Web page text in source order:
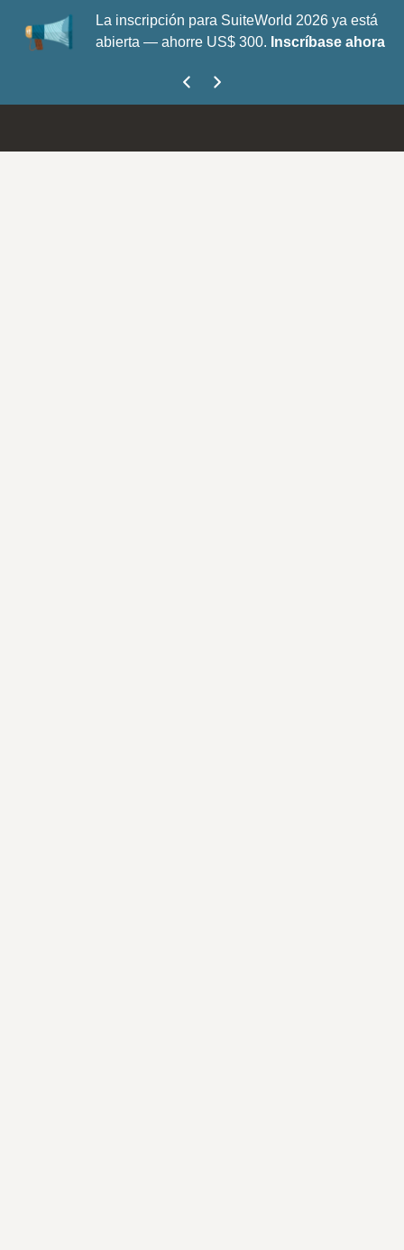
La inscripción para SuiteWorld 2026 ya está
abierta — ahorre US$ 300. Inscríbase ahora